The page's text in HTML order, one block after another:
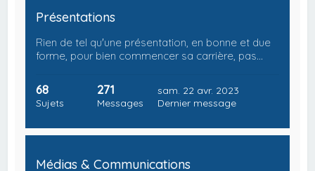
Présentations
Rien de tel qu'une présentation, en bonne et due
forme, pour bien commencer sa carrière, pas…
68
Sujets
271
Messages
sam. 22 avr. 2023
Dernier message
Médias & Communications